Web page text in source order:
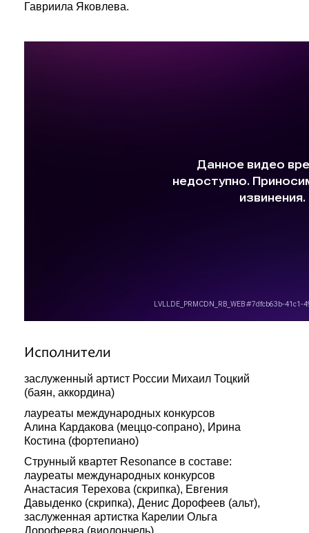
Гавриила Яковлева.
Исполнители
заслуженный артист России Михаил Тоцкий
(баян, аккордина)
лауреаты международных конкурсов
Алина Кардакова (меццо-сопрано), Ирина
Костина (фортепиано)
Струнный квартет Resonance в составе:
лауреаты международных конкурсов
Анастасия Терехова (скрипка), Евгения
Давыденко (скрипка), Денис Дорофеев (альт),
заслуженная артистка Карелии Ольга
Дорофеева (виолончель)